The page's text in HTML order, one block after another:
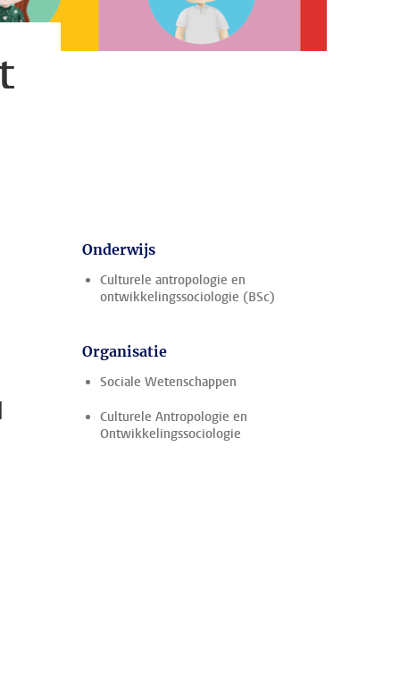
Onderwijs
Culturele antropologie en
ontwikkelingssociologie (BSc)
Organisatie
Sociale Wetenschappen
Culturele Antropologie en
Ontwikkelingssociologie